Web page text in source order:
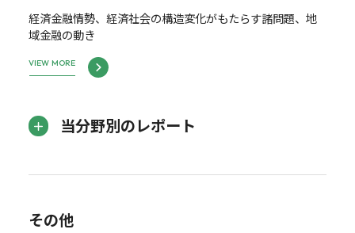
経済金融情勢、経済社会の構造変化がもたらす諸問題、地
域金融の動き
VIEW MORE
当分野別のレポート
その他